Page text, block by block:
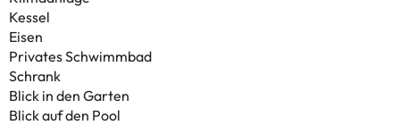
Kessel
Eisen
Privates Schwimmbad
Schrank
Blick in den Garten
Blick auf den Pool